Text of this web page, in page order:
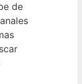
de